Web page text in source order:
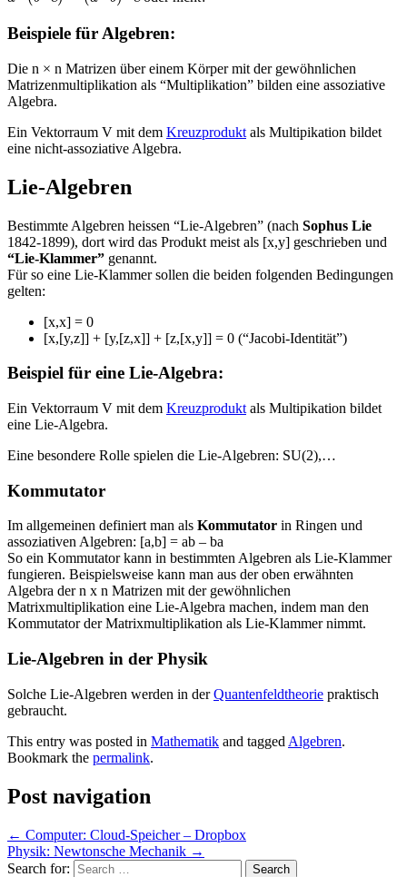
Beispiele für Algebren:
Die n × n Matrizen über einem Körper mit der gewöhnlichen
Matrizenmultiplikation als “Multiplikation” bilden eine assoziative
Algebra.
Ein Vektorraum V mit dem Kreuzprodukt als Multipikation bildet
eine nicht-assoziative Algebra.
Lie-Algebren
Bestimmte Algebren heissen “Lie-Algebren” (nach Sophus Lie
1842-1899), dort wird das Produkt meist als [x,y] geschrieben und
“Lie-Klammer” genannt.
Für so eine Lie-Klammer sollen die beiden folgenden Bedingungen
gelten:
[x,x] = 0
[x,[y,z]] + [y,[z,x]] + [z,[x,y]] = 0 (“Jacobi-Identität”)
Beispiel für eine Lie-Algebra:
Ein Vektorraum V mit dem Kreuzprodukt als Multipikation bildet
eine Lie-Algebra.
Eine besondere Rolle spielen die Lie-Algebren: SU(2),…
Kommutator
Im allgemeinen definiert man als Kommutator in Ringen und
assoziativen Algebren: [a,b] = ab – ba
So ein Kommutator kann in bestimmten Algebren als Lie-Klammer
fungieren. Beispielsweise kann man aus der oben erwähnten
Algebra der n x n Matrizen mit der gewöhnlichen
Matrixmultiplikation eine Lie-Algebra machen, indem man den
Kommutator der Matrixmultiplikation als Lie-Klammer nimmt.
Lie-Algebren in der Physik
Solche Lie-Algebren werden in derQuantenfeldtheorie praktisch
gebraucht.
This entry was posted in Mathematik and tagged Algebren.
Bookmark the permalink.
Post navigation
← Computer: Cloud-Speicher – Dropbox
Physik: Newtonsche Mechanik →
Search for: